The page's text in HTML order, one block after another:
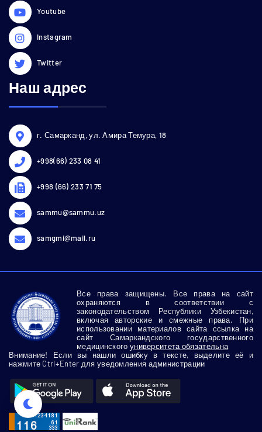
Youtube
Instagram
Twitter
Наш адрес
г. Самарканд, ул. Амира Темура, 18
+998(66) 233 08 41
+998 (66) 233 71 75
sammu@sammu.uz
samgmi@mail.ru
Все права защищены. Все права на сайт
охраняются в соответствии с
законодательством Республики Узбекистан,
включая авторские и смежные права. При
использовании материалов сайта ссылка на
сайт Самаркандского государственного
медицинского университета обязательна
Внимание! Если вы нашли ошибку в тексте, выделите её и
нажмите Ctrl+Enter для уведомления администрации